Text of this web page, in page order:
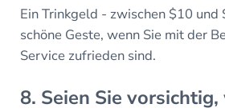
Ein Trinkgeld - zwischen $10
schöne Geste, wenn Sie mit der
Service zufrieden sind.
8. Seien Sie